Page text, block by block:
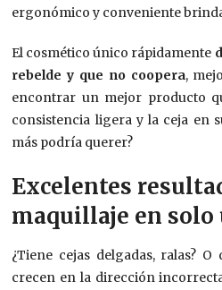
ergonómico y conveniente
El cosmético único rápidamente
rebelde y que no coopera,
encontrar un mejor producto
consistencia ligera y la ceja en
más podría querer?
Excelentes
maquillaje en
¿Tiene cejas delgadas, ralas?
crecen en la dirección